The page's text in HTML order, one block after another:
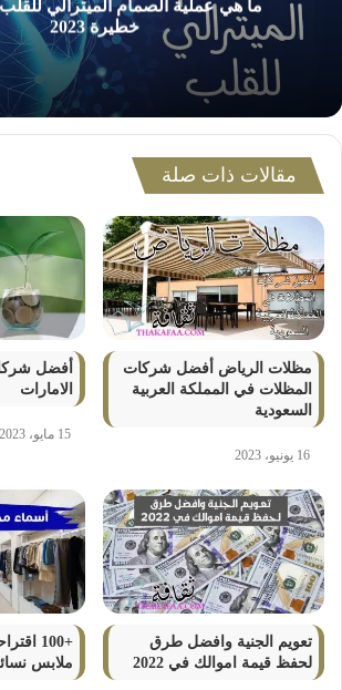
ما هي عملية الصمام الميترالي
خطيرة 2023
مقالات ذات صلة
مظلات الرياض أفضل شركات
المظلات في المملكة العربية
السعودية
16 يونيو، 2023
أفضل
الامارات
15 مايو، 2023
تعويم الجنية وافضل طرق
لحفظ قيمة اموالك في 2022
+100
ملابس